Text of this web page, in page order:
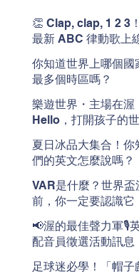
👏 Clap, clap, 1 2 3
最新 ABC 律動歌上
你知道世界上哪個國
最多個時區嗎？
樂遊世界・主場在渥
Hello，打開孩子的
夏日冰品大集合！你
們的英文怎麼說嗎？
VAR是什麼？世界盃
前，你一定要認識它
📢渥的最佳聲力軍🎙️
配音員徵選活動訊息
足球迷必學！「帽子